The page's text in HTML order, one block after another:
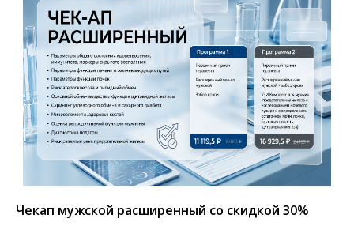
Чекап мужской расширенный со скидкой 30%